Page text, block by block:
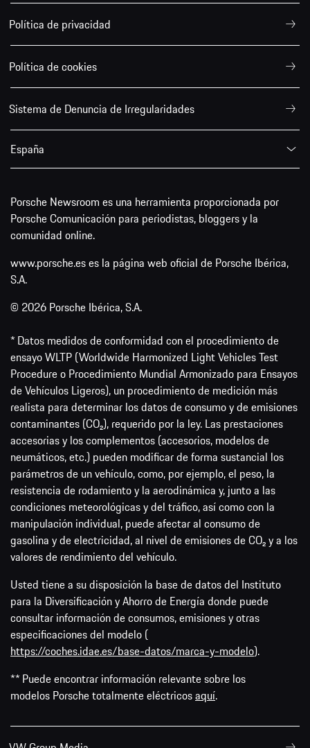
Política de privacidad
Política de cookies
Sistema de Denuncia de Irregularidades
España
Porsche Newsroom es una herramienta proporcionada por
Porsche Comunicación para periodistas, bloggers y la
comunidad online.
www.porsche.es es la página web oficial de Porsche Ibérica,
S.A.
© 2026 Porsche Ibérica, S.A.
* Datos medidos de conformidad con el procedimiento de
ensayo WLTP (Worldwide Harmonized Light Vehicles Test
Procedure o Procedimiento Mundial Armonizado para Ensayos
de Vehículos Ligeros), un procedimiento de medición más
realista para determinar los datos de consumo y de emisiones
contaminantes (CO₂), requerido por la ley. Las prestaciones
accesorias y los complementos (accesorios, modelos de
neumáticos, etc.) pueden modificar de forma sustancial los
parámetros de un vehículo, como, por ejemplo, el peso, la
resistencia de rodamiento y la aerodinámica y, junto a las
condiciones meteorológicas y del tráfico, así como con la
manipulación individual, puede afectar al consumo de
gasolina y de electricidad, al nivel de emisiones de CO₂ y a los
valores de rendimiento del vehículo.
Usted tiene a su disposición la base de datos del Instituto
para la Diversificación y Ahorro de Energía donde puede
consultar información de consumos, emisiones y otras
especificaciones del modelo (
https://coches.idae.es/base-datos/marca-y-modelo).
** Puede encontrar información relevante sobre los
modelos Porsche totalmente eléctricosaquí.